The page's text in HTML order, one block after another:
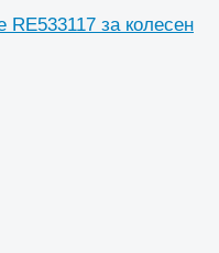
RE533117 за колесен